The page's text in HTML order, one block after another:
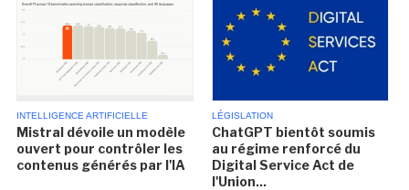
INTELLIGENCE ARTIFICIELLE
Mistral dévoile un modèle
ouvert pour contrôler les
contenus générés par l'IA
LÉGISLATION
ChatGPT bientôt soumis
au régime renforcé du
Digital Service Act de
l'Union...